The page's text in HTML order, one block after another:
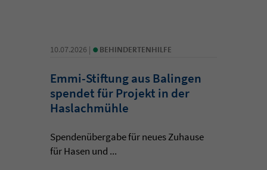
10.07.2026 | • BEHINDERTENHILFE
Emmi-Stiftung aus Balingen
spendet für Projekt in der
Haslachmühle
Spendenübergabe für neues Zuhause
für Hasen und ...